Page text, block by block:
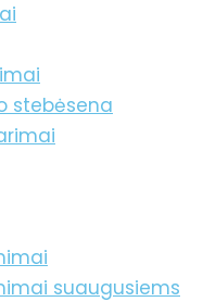
stebėsena
suaugusiems